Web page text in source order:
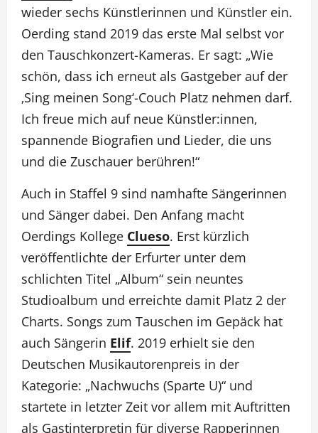
wieder sechs Künstlerinnen und Künstler ein.
Oerding stand 2019 das erste Mal selbst vor
den Tauschkonzert-Kameras. Er sagt: „Wie
schön, dass ich erneut als Gastgeber auf der
‚Sing meinen Song‘-Couch Platz nehmen darf.
Ich freue mich auf neue Künstler:innen,
spannende Biografien und Lieder, die uns
und die Zuschauer berühren!“
Auch in Staffel 9 sind namhafte Sängerinnen
und Sänger dabei. Den Anfang macht
Oerdings Kollege Clueso. Erst kürzlich
veröffentlichte der Erfurter unter dem
schlichten Titel „Album“ sein neuntes
Studioalbum und erreichte damit Platz 2 der
Charts. Songs zum Tauschen im Gepäck hat
auch Sängerin Elif. 2019 erhielt sie den
Deutschen Musikautorenpreis in der
Kategorie: „Nachwuchs (Sparte U)“ und
startete in letzter Zeit vor allem mit Auftritten
als Gastinterpretin für diverse Rapperinnen